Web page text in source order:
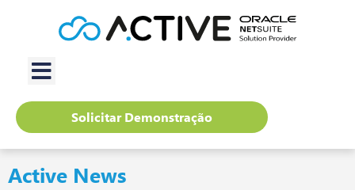
Solicitar Demonstração
Active News